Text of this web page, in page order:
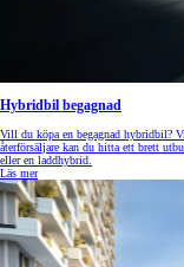
Hybridbil begagnad
Vill du köpa en begagnad hybridbil?
återförsäljare kan du hitta ett brett
eller en laddhybrid.
Läs mer